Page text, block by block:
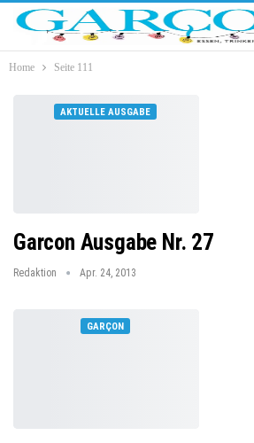
Home Seite 111
AKTUELLE AUSGABE
Garcon Ausgabe Nr. 27
Redaktion Apr. 24, 2013
GARÇON